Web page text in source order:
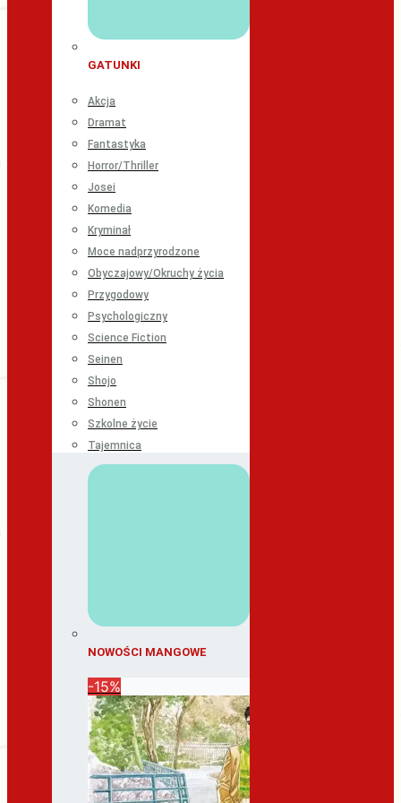
GATUNKI
Akcja
Dramat
Fantastyka
Horror/Thriller
Josei
Komedia
Kryminał
Moce nadprzyrodzone
Obyczajowy/Okruchy życia
Przygodowy
Psychologiczny
Science Fiction
Seinen
Shojo
Shonen
Szkolne życie
Tajemnica
NOWOŚCI MANGOWE
-15%